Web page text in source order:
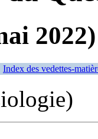
2022)
Index des vedettes-